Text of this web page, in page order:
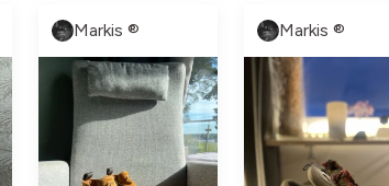
Markis ® Markis ®